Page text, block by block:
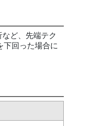
ど、先端テク
下回った場合に